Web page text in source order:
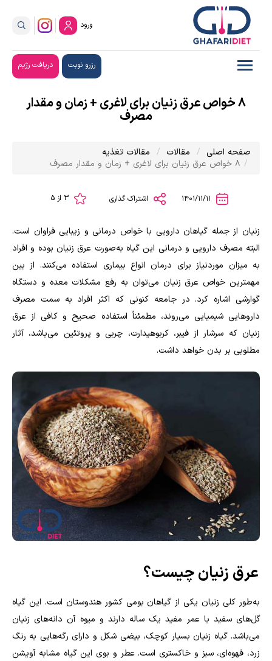
ورود
رزرو نوبت دریافت رژیم
8 خواص عرق زنیان برای لاغری + زمان و مقدار
مصرف
صفحه اصلی مقالات
مقالات تغذیه
8 خواص عرق زنیان برای لاغری + زمان و مقدار مصرف
اشتراک گذاری
زنیان از جمله گیاهان دارویی با خواص درمانی و زیبایی فراوان است.
البته مصرف دارویی و درمانی این گیاه به‌صورت عرق زنیان بوده و افراد
به میزان موردنیاز برای درمان انواع بیماری استفاده می‌کنند. از بین
مهمترین خواص عرق زنیان می‌توان به رفع مشکلات معده و دستگاه
گوارشی اشاره کرد. در جامعه کنونی که اکثر افراد به سمت مصرف
داروهایی شیمیایی می‌روند، مطمئناً استفاده صحیح و کافی از عرق
زنیان که سرشار از فیبر، کربوهیدارت، چربی و پروتئین می‌باشد، آثار
مطلوبی بر بدن خواهد داشت.
عرق زنیان چیست؟
به‌طور کلی زنیان یکی از گیاهان بومی کشور هندوستان است. این گیاه
گل‌های سفید با عمر مفید یک ساله دارند و میوه آن دانه‌های زنیان
می‌باشد. گیاه زنیان بسیار کوچک، بیضی شکل و دارای رگه‌هایی به رنگ
زرد، فهوه‌ای، سبز و خاکستری است. عطر و بوی این گیاه مشابه آویشن